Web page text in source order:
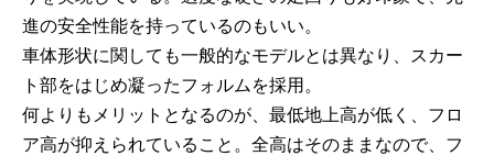
進の安全性能を持っているのもいい。
車体形状に関しても一般的なモデルとは異なり、スカー
ト部をはじめ凝ったフォルムを採用。
何よりもメリットとなるのが、最低地上高が低く、フロ
ア高が抑えられていること。全高はそのままなので、フ